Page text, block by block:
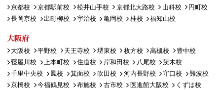
京都校 京都駅前校 松井山手校 京都北大路校 山科校
円町校
長岡京校
出町柳校 宇治校 亀岡校 桂校 福知山校
大阪府
大阪校 平野校 天王寺校 堺東校 枚方校 高槻校
豊中校
寝屋川校
上本町校 住道校 岸和田校 八尾校
茨木校
千里中央校
鳳校 箕面校 吹田校 河内長野校 守口校
難波校
京橋校
今福鶴見校 布施校 古市校 医進館大阪校
くずは校